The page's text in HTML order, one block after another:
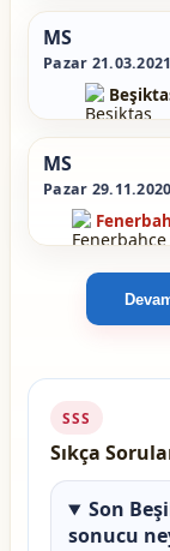
MS
Pazar 21.03.2021
MS
Pazar 29.11.2020
SSS
Sıkça
Son
sonucu